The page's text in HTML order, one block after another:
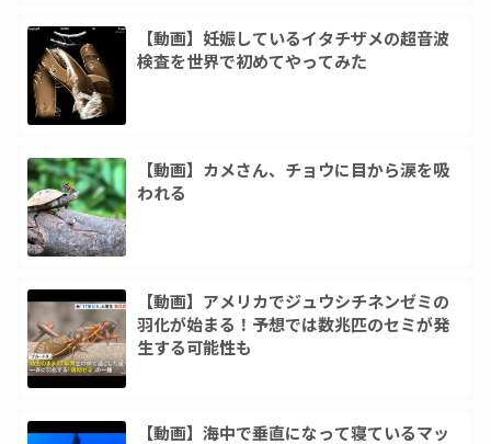
【動画】妊娠しているイタチザメの超音波
検査を世界で初めてやってみた
【動画】カメさん、チョウに目から涙を吸
われる
【動画】アメリカでジュウシチネンゼミの
羽化が始まる！予想では数兆匹のセミが発
生する可能性も
【動画】海中で垂直になって寝ているマッ